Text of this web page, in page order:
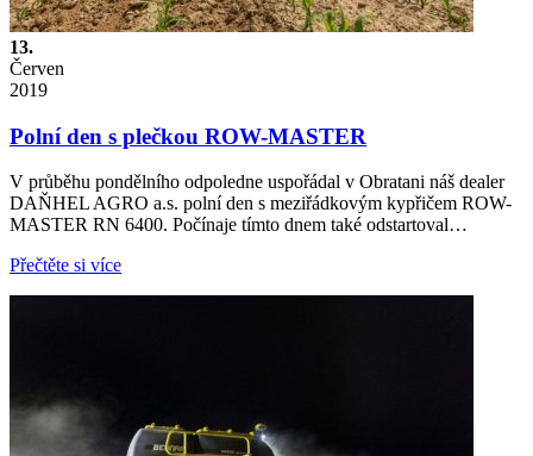
13.
Červen
2019
Polní den s plečkou ROW-MASTER
V průběhu pondělního odpoledne uspořádal v Obratani náš dealer
DAŇHEL AGRO a.s. polní den s meziřádkovým kypřičem ROW-
MASTER RN 6400. Počínaje tímto dnem také odstartoval…
Přečtěte si více